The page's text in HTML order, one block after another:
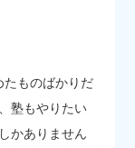
ものばかりだ
塾もやりたい
かありません